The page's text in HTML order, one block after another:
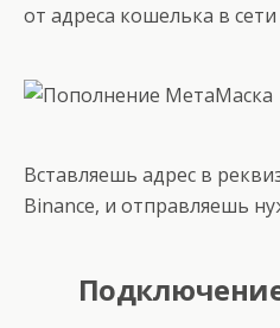
от адреса кошелька в сети
Вставляешь адрес в
Binance, и отправляешь